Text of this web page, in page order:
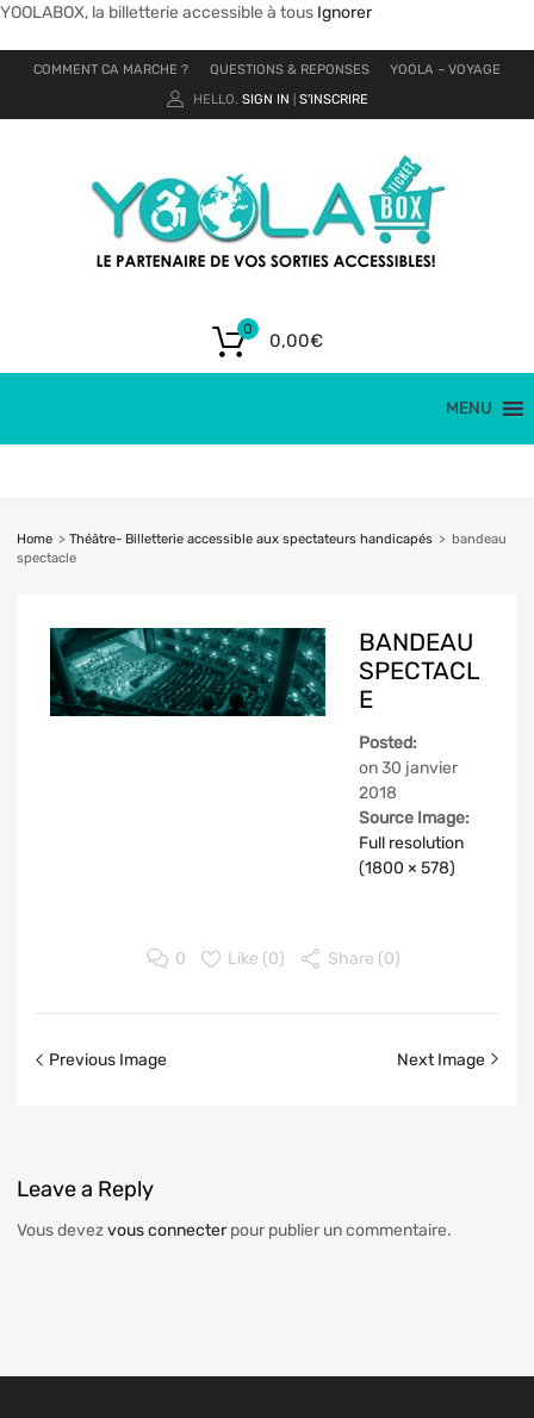
YOOLABOX, la billetterie accessible à tous Ignorer
COMMENT CA MARCHE ? QUESTIONS & REPONSES
YOOLA – VOYAGE
HELLO. SIGN IN S'INSCRIRE
0,00€
0
MENU
Home > Théâtre- Billetterie accessible aux spectateurs handicapés > bandeau
spectacle
BANDEAU
SPECTACL
E
Posted:
on30 janvier
2018
Source Image:
Full resolution
(1800 × 578)
0 Like (0) Share (0)
Previous Image Next Image
Leavea Reply
Vous devezvous connecterpour publier un commentaire.